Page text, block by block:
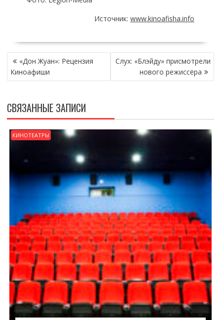
Источник:www.kinoafisha.info
НАВИГАЦИЯ
ПО
ЗАПИСЯМ
«Дон Жуан»: Рецензия
Киноафиши
Слух: «Блэйду» присмотрели
нового режиссёра
СВЯЗАННЫЕ ЗАПИСИ
КИНОТЕАТРЫ